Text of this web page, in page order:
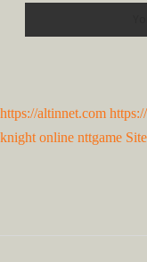
https://altinnet.com
knight online nttgame